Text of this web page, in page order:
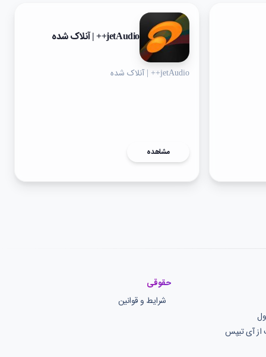
jetAudio++ | آنلاک شده
jetAudio++ | آنلاک شده
مشاهده
از آی تیپس
حقوقی
شرایط و قوانین